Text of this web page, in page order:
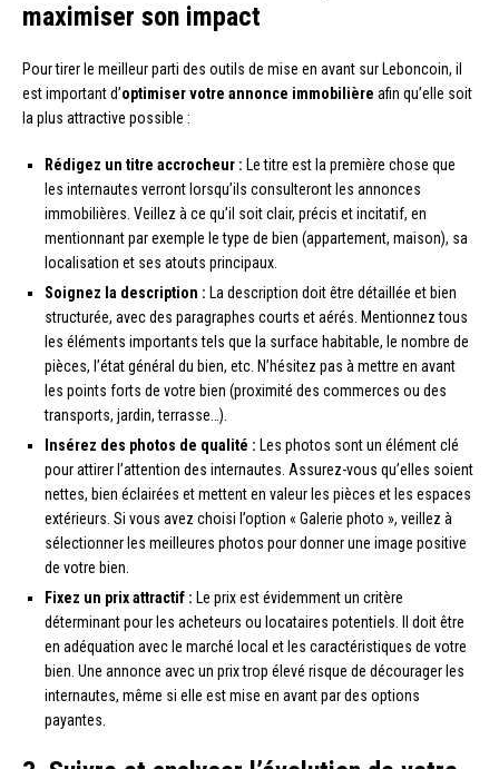
maximiser son impact
Pour tirer le meilleur parti des outils de mise en avant sur Leboncoin, il
est important d’optimiser votre annonce immobilière afin qu’elle soit
la plus attractive possible :
Rédigez un titre accrocheur : Le titre est la première chose que
les internautes verront lorsqu’ils consulteront les annonces
immobilières. Veillez à ce qu’il soit clair, précis et incitatif, en
mentionnant par exemple le type de bien (appartement, maison), sa
localisation et ses atouts principaux.
Soignez la description : La description doit être détaillée et bien
structurée, avec des paragraphes courts et aérés. Mentionnez tous
les éléments importants tels que la surface habitable, le nombre de
pièces, l’état général du bien, etc. N’hésitez pas à mettre en avant
les points forts de votre bien (proximité des commerces ou des
transports, jardin, terrasse…).
Insérez des photos de qualité : Les photos sont un élément clé
pour attirer l’attention des internautes. Assurez-vous qu’elles soient
nettes, bien éclairées et mettent en valeur les pièces et les espaces
extérieurs. Si vous avez choisi l’option « Galerie photo », veillez à
sélectionner les meilleures photos pour donner une image positive
de votre bien.
Fixez un prix attractif : Le prix est évidemment un critère
déterminant pour les acheteurs ou locataires potentiels. Il doit être
en adéquation avec le marché local et les caractéristiques de votre
bien. Une annonce avec un prix trop élevé risque de décourager les
internautes, même si elle est mise en avant par des options
payantes.